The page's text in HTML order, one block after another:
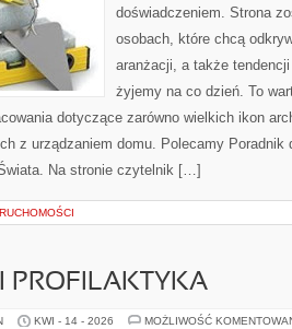
doświadczeniem. Strona
osobach, które chcą
aranżacji, a także
żyjemy na co dzień. To
dotyczące zarówno wielkich ikon
z urządzaniem domu. Polecamy Poradnik
Na stronie czytelnik […]
PROFILAKTYKA
KWI - 14 - 2026 MOŻLIWOŚĆ